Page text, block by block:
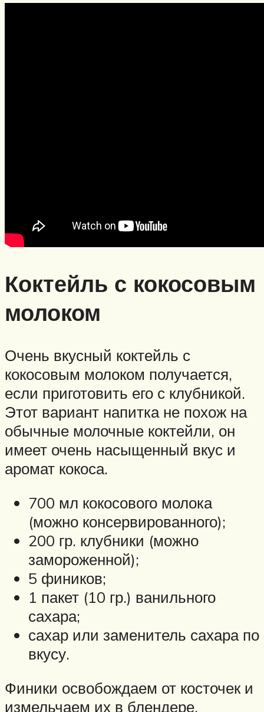
Коктейль с кокосовым
молоком
Очень вкусный коктейль с
кокосовым молоком получается,
если приготовить его с клубникой.
Этот вариант напитка не похож на
обычные молочные коктейли, он
имеет очень насыщенный вкус и
аромат кокоса.
700 мл кокосового молока
(можно консервированного);
200 гр. клубники (можно
замороженной);
5 фиников;
1 пакет (10 гр.) ванильного
сахара;
сахар или заменитель сахара по
вкусу.
Финики освобождаем от косточек и
измельчаем их в блендере,